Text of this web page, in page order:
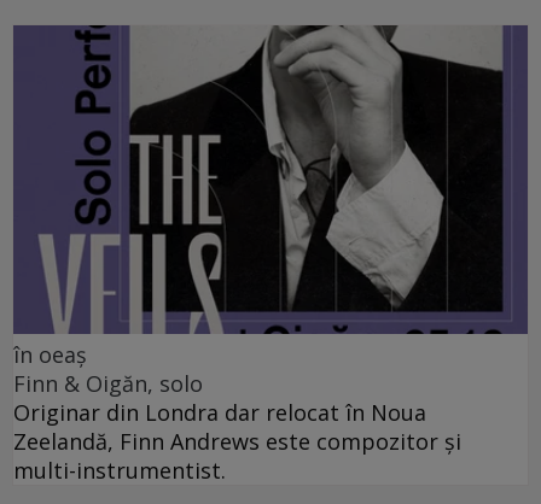
în oeaș
Finn & Oigăn, solo
Originar din Londra dar relocat în Noua
Zeelandă, Finn Andrews este compozitor și
multi-instrumentist.